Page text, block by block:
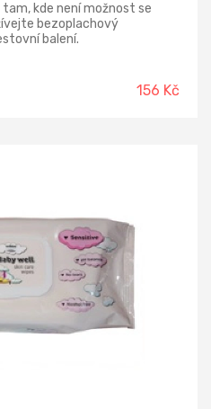
kde není možnost se
bezoplachový
balení.
156 Kč